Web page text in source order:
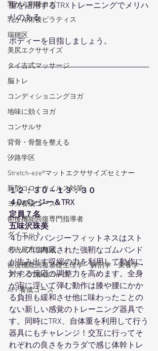
乳がん術後ヨガ
乳がん術後ピラティス
瑞穂区
美尻エクササイズ
タイ古式マッサージ
脳トレ
コンディショニングヨガ
地味に効くヨガ
コンサルサ
背骨・骨盤を整える
汐路学区
Stretch-eze®マットエクササイズセミナー
新型コロナウイルス対策
ヨガ養成コース
術後機能回復専門指導者
ダイエット
名古屋市瑞穂区
術後機能回復基礎生理学・解剖学・栄養学・
ファシア養成コース
APF養成コース
重を活用するTRXトレーニングでメリハ
リのある
ボディーを目指しましょう。
１２：３０～１３：３０
４Dバンジー＆TRX
定員７名
五味沢珠美
４D PRO バンジーフィットネスはスト
ラップに内蔵された強靭なゴムバンド
が生み出す収縮の力を利用して動作に
対する反応の調整力を高めます。全身
が宙に浮いて弾む動作は膝や腰にかか
る負担も緩和させ他に味わったことの
ない新しい感覚のトレーニング器具で
す。同時にTRX、自体重を利用して行う
器具にもチャレンジ！交互に行ってそ
れぞれの良さをカラダで感じ体幹トレ